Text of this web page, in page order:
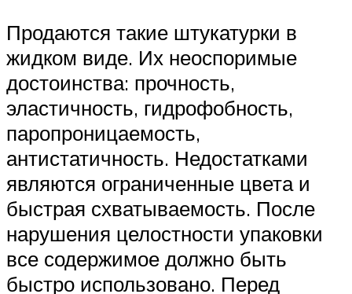
Продаются такие штукатурки в
жидком виде. Их неоспоримые
достоинства: прочность,
эластичность, гидрофобность,
паропроницаемость,
антистатичность. Недостатками
являются ограниченные цвета и
быстрая схватываемость. После
нарушения целостности упаковки
все содержимое должно быть
быстро использовано. Перед